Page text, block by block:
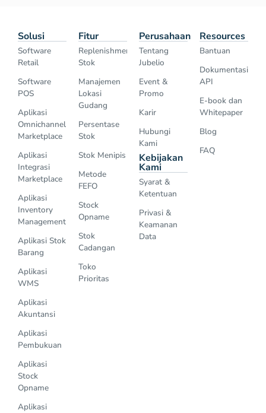
Solusi
Software
Retail
Software
POS
Aplikasi
Omnichannel
Marketplace
Aplikasi
Integrasi
Marketplace
Aplikasi
Inventory
Management
Aplikasi Stok
Barang
Aplikasi
WMS
Aplikasi
Akuntansi
Aplikasi
Pembukuan
Aplikasi
Stock
Opname
Aplikasi
Fitur
Replenishment
Stok
Manajemen
Lokasi
Gudang
Persentase
Stok
Stok Menipis
Metode
FEFO
Stock
Opname
Stok
Cadangan
Toko
Prioritas
Perusahaan
Tentang
Jubelio
Event &
Promo
Karir
Hubungi
Kami
Kebijakan
Kami
Syarat &
Ketentuan
Privasi &
Keamanan
Data
Resources
Bantuan
Dokumentasi
API
E-book dan
Whitepaper
Blog
FAQ